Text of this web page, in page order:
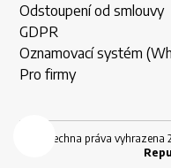
Odstoupení od smlouvy
GDPR
Oznamovací systém
Pro firmy
Všechna práva vyhrazena